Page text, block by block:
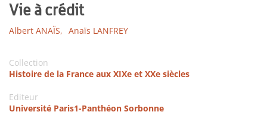
Vie à crédit
Albert ANAÏS, Anaïs LANFREY
Collection
Histoire de la France aux XIXe et XXe siècles
Editeur
Université Paris1-Panthéon Sorbonne